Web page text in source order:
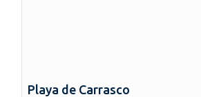
Playa de Carrasco